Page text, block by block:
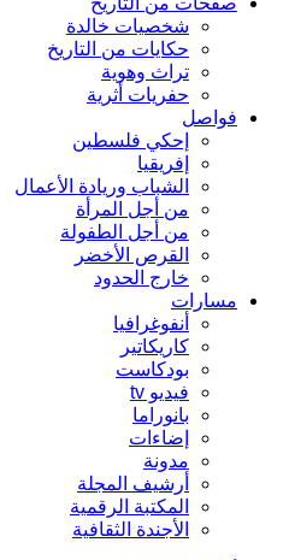
شخصيات خالدة
حكايات من التاريخ
تراث وهوية
حفريات أثرية
فواصل
إحكي فلسطين
إفريقيا
الشباب وريادة الأعمال
من أجل المرأة
من أجل الطفولة
القرص الأخضر
خارج الحدود
مسارات
أنفوغرافيا
كاريكاتير
بودكاست
فيديو tv
بانوراما
إضاءات
مدونة
أرشيف المجلة
المكتبة الرقمية
الأجندة الثقافية